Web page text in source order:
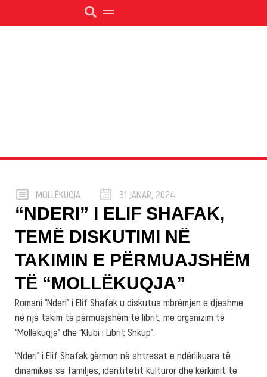
MOLLËKUQJA 31 JANAR, 2024
“NDERI” I ELIF SHAFAK,
TEMË DISKUTIMI NË
TAKIMIN E PËRMUAJSHËM
TË “MOLLËKUQJA”
Romani “Nderi” i Elif Shafak u diskutua mbrëmjen e djeshme
në një takim të përmuajshëm të librit, me organizim të
“Mollëkuqja” dhe “Klubi i Librit Shkup”.
“Nderi” i Elif Shafak gërmon në shtresat e ndërlikuara të
dinamikës së familjes, identitetit kulturor dhe kërkimit të